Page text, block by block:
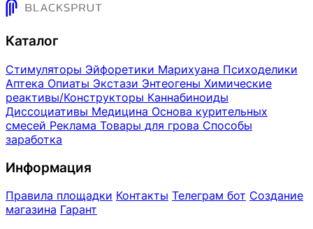
Каталог
Стимуляторы Эйфоретики Марихуана Психоделики
Аптека Опиаты Экстази Энтеогены Химические
реактивы/Конструкторы Каннабиноиды
Диссоциативы Медицина Основа курительных
смесей Реклама Товары для грова Способы
заработка
Информация
Правила площадки Контакты Телеграм бот Создание
магазина Гарант